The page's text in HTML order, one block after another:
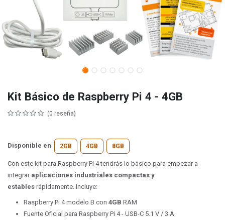
Kit Básico de Raspberry Pi 4 - 4GB
(0 reseña)
Disponible en 2GB 4GB 8GB
Con este kit para Raspberry Pi 4 tendrás lo básico para empezar a
integrar aplicaciones industriales compactas y
estables rápidamente. Incluye:
Raspberry Pi 4 modelo B con 4GB RAM
Fuente Oficial para Raspberry Pi 4 - USB-C 5.1 V / 3 A